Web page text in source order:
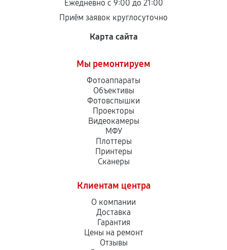
Ежедневно с 9:00 до 21:00
Приём заявок круглосуточно
Карта сайта
Мы ремонтируем
Фотоаппараты
Объективы
Фотовспышки
Проекторы
Видеокамеры
МФУ
Плоттеры
Принтеры
Сканеры
Клиентам центра
О компании
Доставка
Гарантия
Цены на ремонт
Отзывы